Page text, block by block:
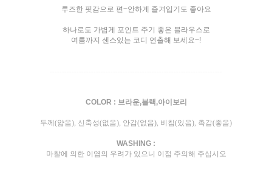
루즈한 핏감으로 편~안하게 즐겨입기도 좋아요
하나로도 가볍게 포인트 주기 좋은 블라우스로
여름까지 센스있는 코디 연출해 보세요~!
COLOR : 브라운,블랙,아이보리
두께(얇음), 신축성(없음), 안감(없음), 비침(있음), 촉감(좋음)
WASHING :
마찰에 의한 이염의 우려가 있으니 이점 주의해 주십시오